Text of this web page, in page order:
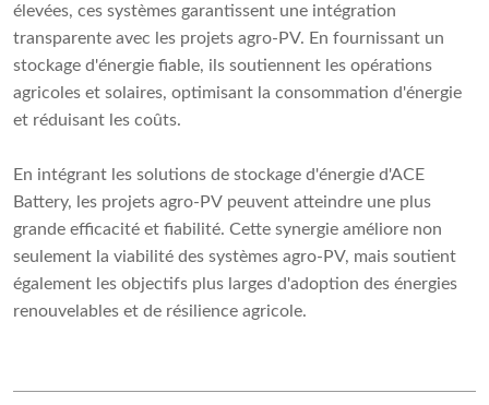
élevées, ces systèmes garantissent une intégration
transparente avec les projets agro-PV. En fournissant un
stockage d'énergie fiable, ils soutiennent les opérations
agricoles et solaires, optimisant la consommation d'énergie
et réduisant les coûts.
En intégrant les solutions de stockage d'énergie d'ACE
Battery, les projets agro-PV peuvent atteindre une plus
grande efficacité et fiabilité. Cette synergie améliore non
seulement la viabilité des systèmes agro-PV, mais soutient
également les objectifs plus larges d'adoption des énergies
renouvelables et de résilience agricole.